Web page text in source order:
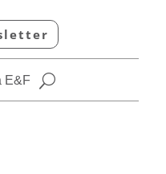
E&F